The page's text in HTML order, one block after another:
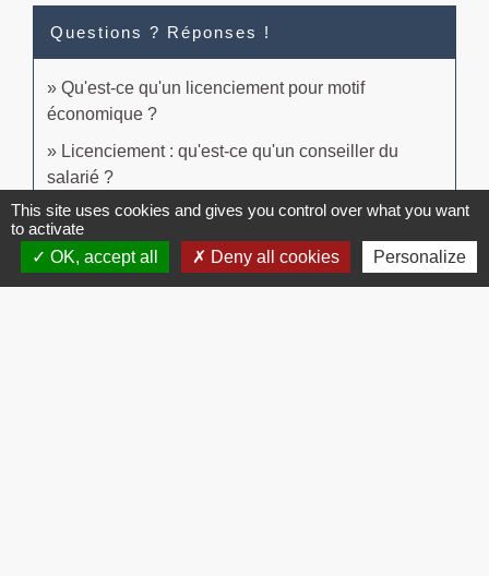
Questions ? Réponses !
Qu'est-ce qu'un licenciement pour motif
économique ?
Licenciement : qu'est-ce qu'un conseiller du
salarié ?
Signaler une erreur sur cette page
This site uses cookies and gives you control over what you want
to activate
OK, accept all
Deny all cookies Personalize